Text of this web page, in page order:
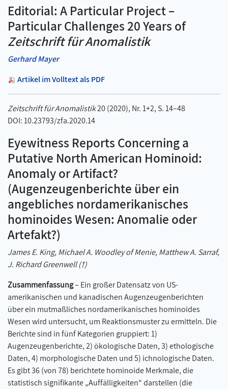
Editorial: A Particular Project –
Particular Challenges 20 Years of
Zeitschrift für Anomalistik
Gerhard Mayer
Artikel im Volltext als PDF
Zeitschrift für Anomalistik20 (2020), Nr. 1+2, S. 14–48
DOI: 10.23793/zfa.2020.14
Eyewitness Reports Concerning a
Putative North American Hominoid:
Anomaly or Artifact?
(Augenzeugenberichte über ein
angebliches nordamerikanisches
hominoides Wesen: Anomalie oder
Artefakt?)
James E. King, Michael A. Woodley of Menie, Matthew A. Sarraf,
J. Richard Greenwell (†)
Zusammenfassung– Ein großer Datensatz von US-
amerikanischen und kanadischen Augenzeugenberichten
über ein mutmaßliches nordamerikanisches hominoides
Wesen wird untersucht, um Reaktionsmuster zu ermitteln. Die
Berichte sind in fünf Kategorien gruppiert: 1)
Augenzeugenberichte, 2) ökologische Daten, 3) ethologische
Daten, 4) morphologische Daten und 5) ichnologische Daten.
Es gibt 36 (von 78) berichtete hominoide Merkmale, die
statistisch signifikante „Auffälligkeiten“ darstellen (die